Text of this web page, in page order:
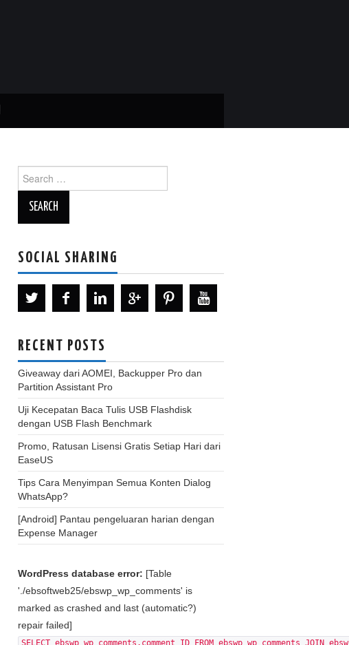
for:
SOCIAL SHARING
RECENT POSTS
Giveaway dari AOMEI, Backupper Pro dan
Partition Assistant Pro
Uji Kecepatan Baca Tulis USB Flashdisk
dengan USB Flash Benchmark
Promo, Ratusan Lisensi Gratis Setiap Hari dari
EaseUS
Tips Cara Menyimpan Semua Konten Dialog
WhatsApp?
[Android] Pantau pengeluaran harian dengan
Expense Manager
WordPress database error: [Table
'./ebsoftweb25/ebswp_wp_comments' is
marked as crashed and last (automatic?)
repair failed]
SELECT ebswp_wp_comments.comment_ID FROM ebswp_wp_comments